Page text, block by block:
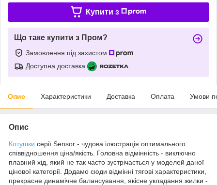
Купити з
Що таке купити з Пром?
Замовлення під захистом
Доступна доставка
Опис Характеристики Доставка Оплата Умови
Опис
Котушки серії Sensor - чудова ілюстрація оптимального
співвідношення ціна/якість. Головна відмінність - виключно
плавний хід, який не так часто зустрічається у моделей даної
цінової категорії. Додамо сюди відмінні тягові характеристики,
прекрасне динамічне балансування, якісне укладання жилки -